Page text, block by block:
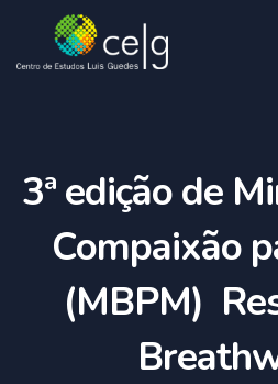
3ª edição de
Compaixão
(MBPM)